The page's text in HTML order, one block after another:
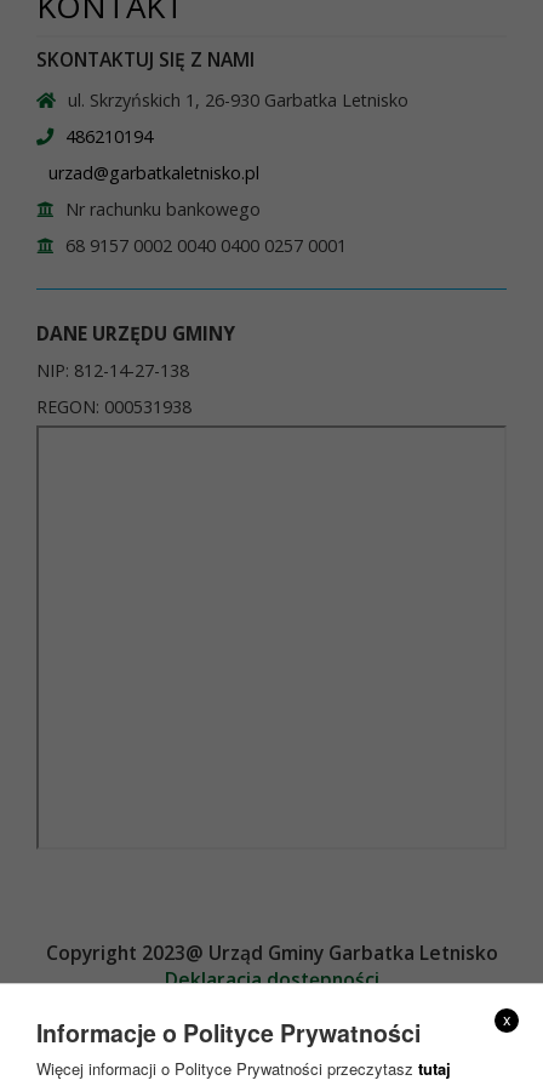
SKONTAKTUJ SIĘ Z NAMI
ul. Skrzyńskich 1, 26-930 Garbatka Letnisko
486210194
urzad@garbatkaletnisko.pl
Nr rachunku bankowego
68 9157 0002 0040 0400 0257 0001
DANE URZĘDU GMINY
NIP: 812-14-27-138
REGON: 000531938
Copyright 2023@ Urząd Gminy Garbatka Letnisko
Deklaracja dostępności
x
Informacje o Polityce Prywatności
Więcej informacji o Polityce Prywatności przeczytasz tutaj